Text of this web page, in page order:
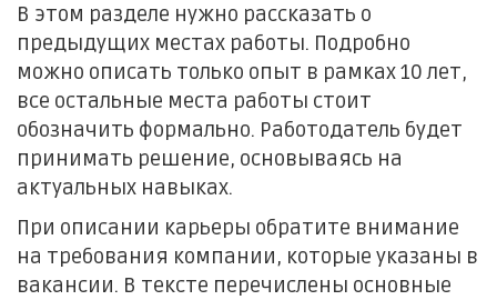
В этом разделе нужно рассказать о
предыдущих местах работы. Подробно
можно описать только опыт в рамках 10 лет,
все остальные места работы стоит
обозначить формально. Работодатель будет
принимать решение, основываясь на
актуальных навыках.
При описании карьеры обратите внимание
на требования компании, которые указаны в
вакансии. В тексте перечислены основные